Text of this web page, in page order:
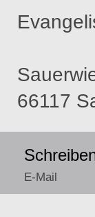
66117
E-Mail